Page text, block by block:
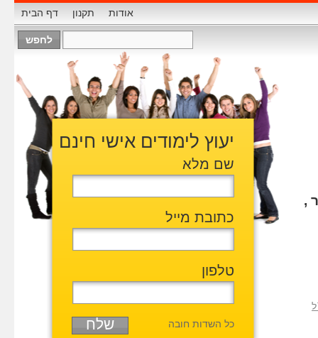
אודות תקנון דף הבית
,
יעוץ לימודים אישי חינם
שם מלא
כתובת מייל
טלפון
כל השדות חובה